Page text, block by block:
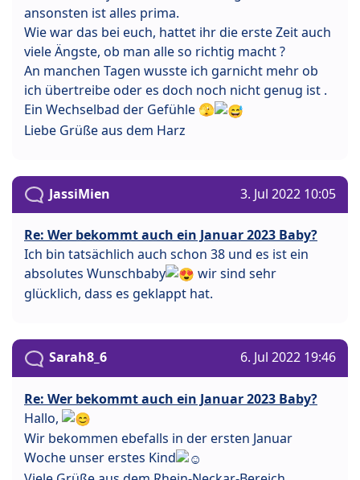
ansonsten ist alles prima.
Wie war das bei euch, hattet ihr die erste Zeit auch
viele Ängste, ob man alle so richtig macht ?
An manchen Tagen wusste ich garnicht mehr ob
ich übertreibe oder es doch noch nicht genug ist .
Ein Wechselbad der Gefühle 🫣
Liebe Grüße aus dem Harz
JassiMien 3. Jul 2022 10:05
Re: Wer bekommt auch ein Januar 2023 Baby?
Ich bin tatsächlich auch schon 38 und es ist ein
absolutes Wunschbaby
wir sind sehr
glücklich, dass es geklappt hat.
Sarah8_6 6. Jul 2022 19:46
Re: Wer bekommt auch ein Januar 2023 Baby?
Hallo,
Wir bekommen ebefalls in der ersten Januar
Woche unser erstes Kind